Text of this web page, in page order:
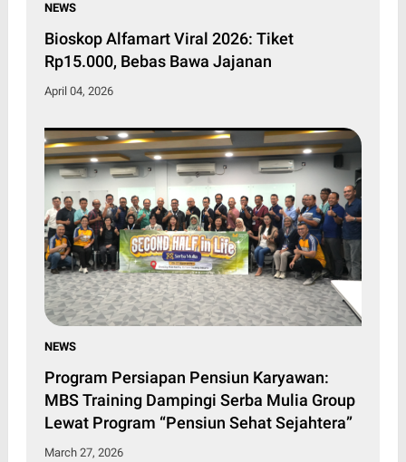
NEWS
Bioskop Alfamart Viral 2026: Tiket
Rp15.000, Bebas Bawa Jajanan
April 04, 2026
NEWS
Program Persiapan Pensiun Karyawan:
MBS Training Dampingi Serba Mulia Group
Lewat Program “Pensiun Sehat Sejahtera”
March 27, 2026